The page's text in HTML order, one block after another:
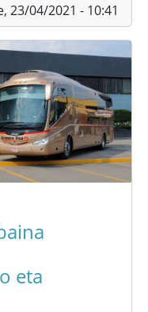
23/04/2021 - 10:41
eta